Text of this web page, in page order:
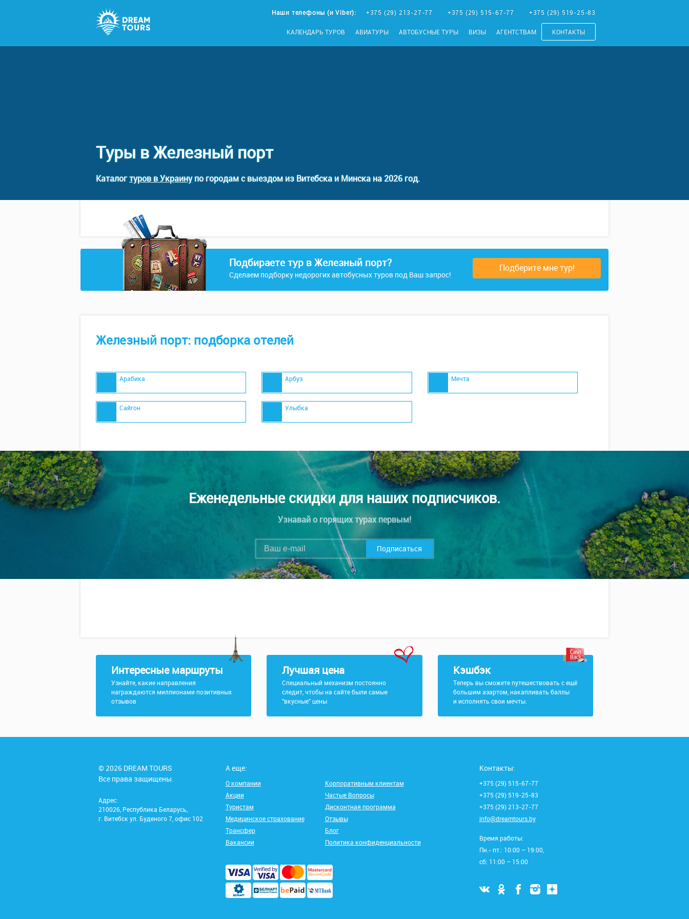
Наши телефоны (и Viber): +375 (29) 213-27-77 +375 (29) 515-67-77 +375 (29) 519-25-83
КАЛЕНДАРЬ ТУРОВ АВИАТУРЫ АВТОБУСНЫЕ ТУРЫ ВИЗЫ АГЕНТСТВАМ КОНТАКТЫ
Туры в Железный порт
Каталогтуров в Украинупо городам с выездом из Витебска и Минска на 2026 год.
Подбираете тур в Железный порт?
Сделаем подборку недорогих автобусных туров под Ваш запрос!
Подберите мне тур!
Железный порт: подборка отелей
Арабика Арбуз Мечта
Сайгон Улыбка
Еженедельные скидки для наших подписчиков.
Узнавай о горящих турах первым!
Подписаться
Интересные маршруты
Узнайте, какие направления
награждаются миллионами позитивных
отзывов
Лучшая цена
Специальный механизм постоянно
следит, чтобы на сайте были самые
"вкусные" цены
Кэшбэк
Теперь вы сможете путешествовать с ещё
большим азартом, накапливать баллы
и исполнять свои мечты.
© 2026 DREAM TOURS
Все права защищены.
Адрес:
210026, Республика Беларусь,
г. Витебск ул. Буденого 7, офис 102
А еще:
О компании
Акции
Туристам
Медицинское страхование
Трансфер
Вакансии
Корпоративным клиентам
Частые Вопросы
Дисконтная программа
Отзывы
Блог
Политика конфиденциальности
Контакты:
+375 (29) 515-67-77
+375 (29) 519-25-83
+375 (29) 213-27-77
info@dreamtours.by
Время работы:
Пн.- пт.: 10:00 – 19:00,
сб: 11:00 – 15:00